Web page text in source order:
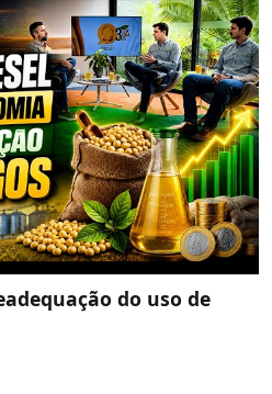
do uso de